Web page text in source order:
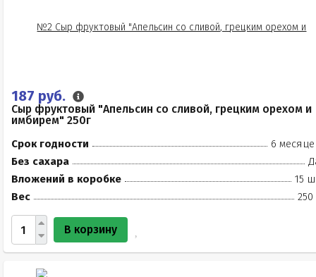
187 руб.
Сыр фруктовый "Апельсин со сливой, грецким орехом и
имбирем" 250г
Срок годности
6
Без сахара
Вложений в коробке
15
Вес
250
В корзину